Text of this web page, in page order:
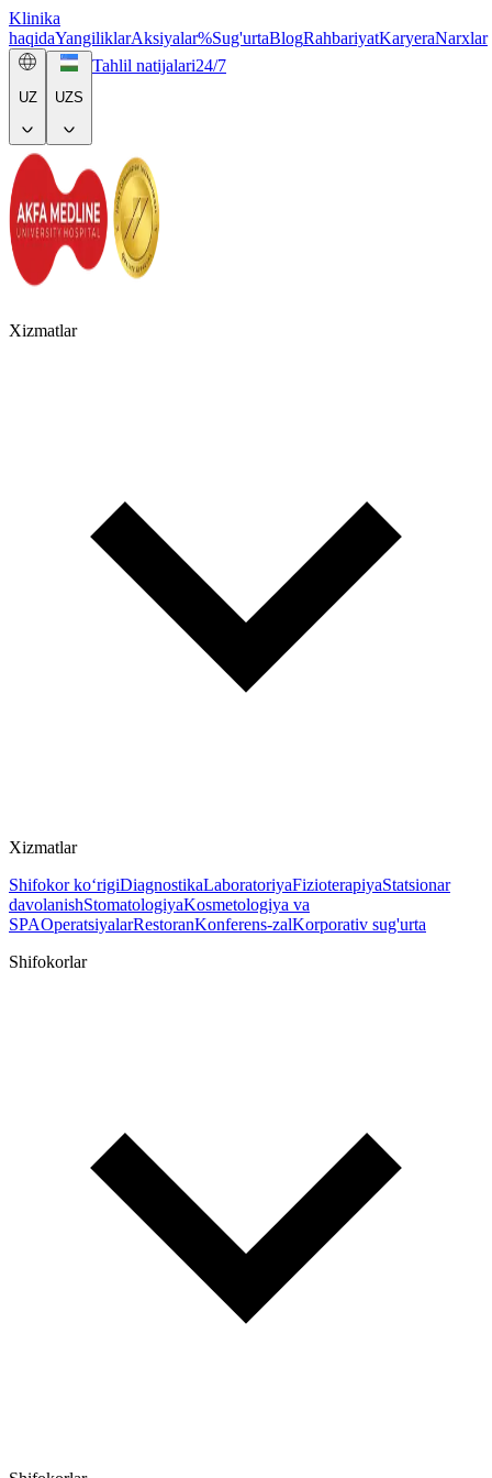
Klinika
haqidaYangiliklarAksiyalar%Sug'urtaBlogRahbariyatKaryeraNarxlar
UZ UZS
Tahlil natijalari24/7
Xizmatlar
Xizmatlar
Shifokor ko‘rigiDiagnostikaLaboratoriyaFizioterapiyaStatsionar
davolanishStomatologiyaKosmetologiya va
SPAOperatsiyalarRestoranKonferens-zalKorporativ sug'urta
Shifokorlar